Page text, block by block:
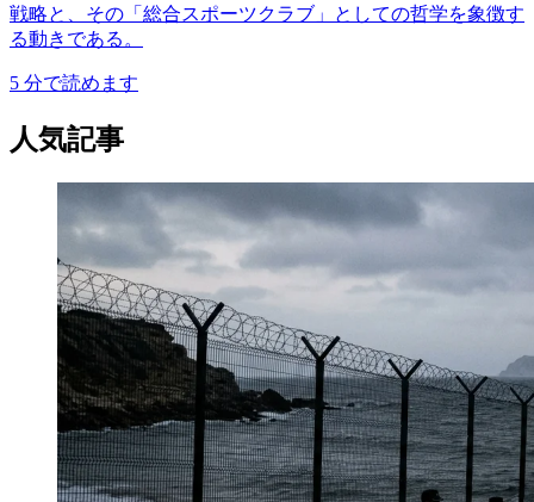
戦略と、その「総合スポーツクラブ」としての哲学を象徴す
る動きである。
5 分で読めます
人気記事